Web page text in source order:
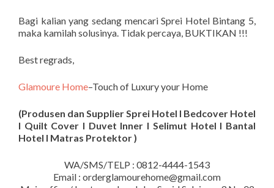
Bagi kalian yang sedang mencari Sprei Hotel Bintang 5,
maka kamilah solusinya. Tidak percaya, BUKTIKAN !!!
Best regrads,
Glamoure Home–Touch of Luxury your Home
(Produsen dan Supplier Sprei Hotel I Bedcover Hotel
I Quilt Cover I Duvet Inner I Selimut Hotel I Bantal
Hotel I Matras Protektor )
WA/SMS/TELP : 0812-4444-1543
Email : orderglamourehome@gmail.com